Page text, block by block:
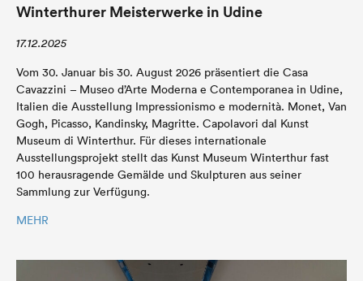
Winterthurer Meisterwerke in Udine
17.12.2025
Vom 30. Januar bis 30. August 2026 präsentiert die Casa
Cavazzini – Museo d’Arte Moderna e Contemporanea in Udine,
Italien die Ausstellung Impressionismo e modernità. Monet, Van
Gogh, Picasso, Kandinsky, Magritte. Capolavori dal Kunst
Museum di Winterthur. Für dieses internationale
Ausstellungsprojekt stellt das Kunst Museum Winterthur fast
100 herausragende Gemälde und Skulpturen aus seiner
Sammlung zur Verfügung.
MEHR